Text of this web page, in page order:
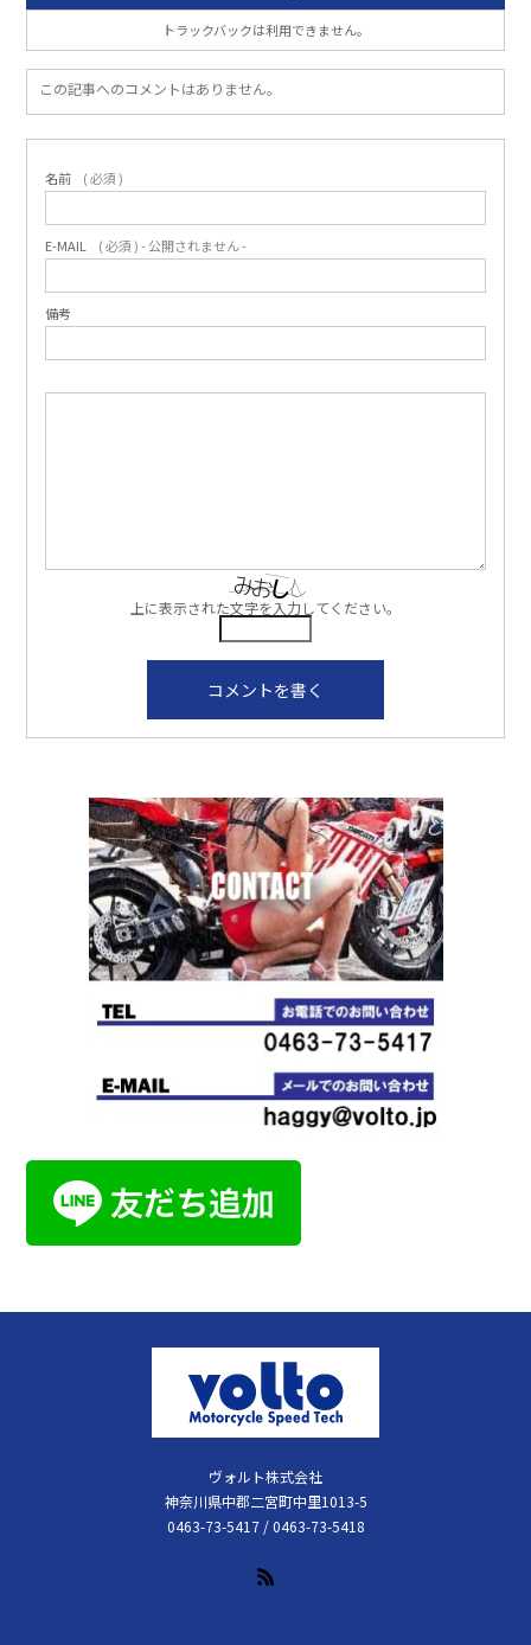
トラックバックは利用できません。
この記事へのコメントはありません。
名前 ( 必須 )
E-MAIL ( 必須 ) - 公開されません -
備考
上に表示された文字を入力してください。
ヴォルト株式会社
神奈川県中郡二宮町中里1013-5
0463-73-5417 / 0463-73-5418